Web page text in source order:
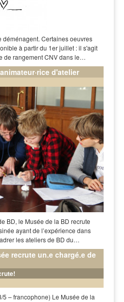
Certaines oeuvres
à partir du 1er juillet : il s'agit
de rangement CNV dans le…
d'atelier
BD, le Musée de la BD recrute
ayant de l’expérience dans
les ateliers de BD du…
recrute un.e chargé.e de
5 – francophone) Le Musée de la